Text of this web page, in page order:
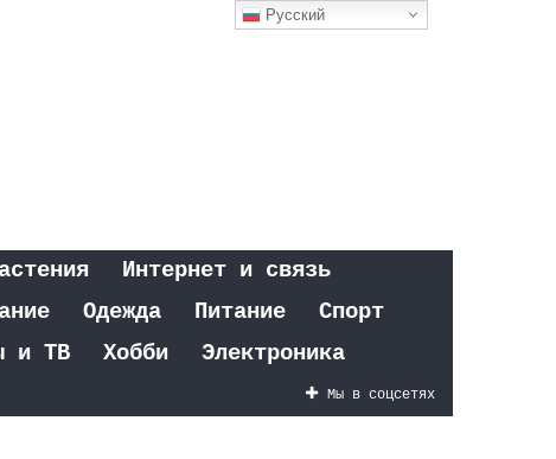
Интернет и связь
Одежда Питание
Спорт
и ТВ Хобби Электроника
Мы в соцсетях
Русский